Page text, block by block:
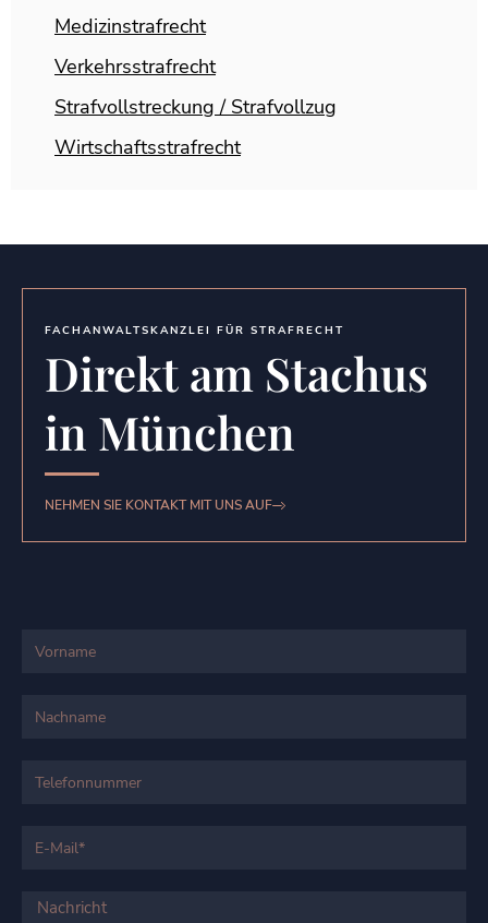
Medizinstrafrecht
Verkehrsstrafrecht
Strafvollstreckung / Strafvollzug
Wirtschaftsstrafrecht
FACHANWALTSKANZLEI FÜR STRAFRECHT
Direkt am Stachus
in München
NEHMEN SIE KONTAKT MIT UNS AUF